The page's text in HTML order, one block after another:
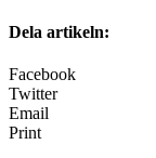
Dela artikeln:
Facebook
Twitter
Email
Print